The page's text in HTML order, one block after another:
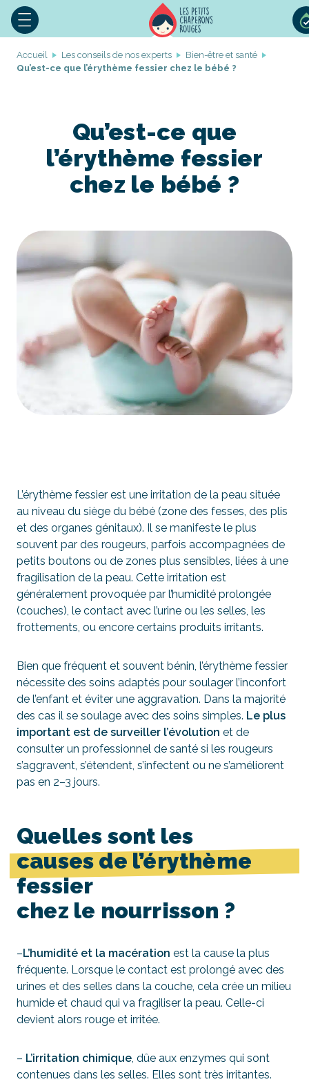
Accueil Les conseils de nos experts
Bien-être et santé
Qu’est-ce que l’érythème fessier chez le bébé ?
Qu’est-ce que
l’érythème fessier
chez le bébé ?
L’érythème fessier est une irritation de la peau située
au niveau du siège du bébé (zone des fesses, des plis
et des organes génitaux). Il se manifeste le plus
souvent par des rougeurs, parfois accompagnées de
petits boutons ou de zones plus sensibles, liées à une
fragilisation de la peau. Cette irritation est
généralement provoquée par l’humidité prolongée
(couches), le contact avec l’urine ou les selles, les
frottements, ou encore certains produits irritants.
Bien que fréquent et souvent bénin, l’érythème fessier
nécessite des soins adaptés pour soulager l’inconfort
de l’enfant et éviter une aggravation. Dans la majorité
des cas il se soulage avec des soins simples. Le plus
important est de surveiller l’évolution et de
consulter un professionnel de santé si les rougeurs
s’aggravent, s’étendent, s’infectent ou ne s’améliorent
pas en 2–3 jours.
Quelles sont les
causes de l’érythème
fessier
chez le nourrisson ?
–L’humidité et la macération est la cause la plus
fréquente. Lorsque le contact est prolongé avec des
urines et des selles dans la couche, cela crée un milieu
humide et chaud qui va fragiliser la peau. Celle-ci
devient alors rouge et irritée.
– L’irritation chimique, dûe aux enzymes qui sont
contenues dans les selles. Elles sont très irritantes.